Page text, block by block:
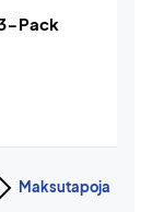
Pack
Maksutapoja